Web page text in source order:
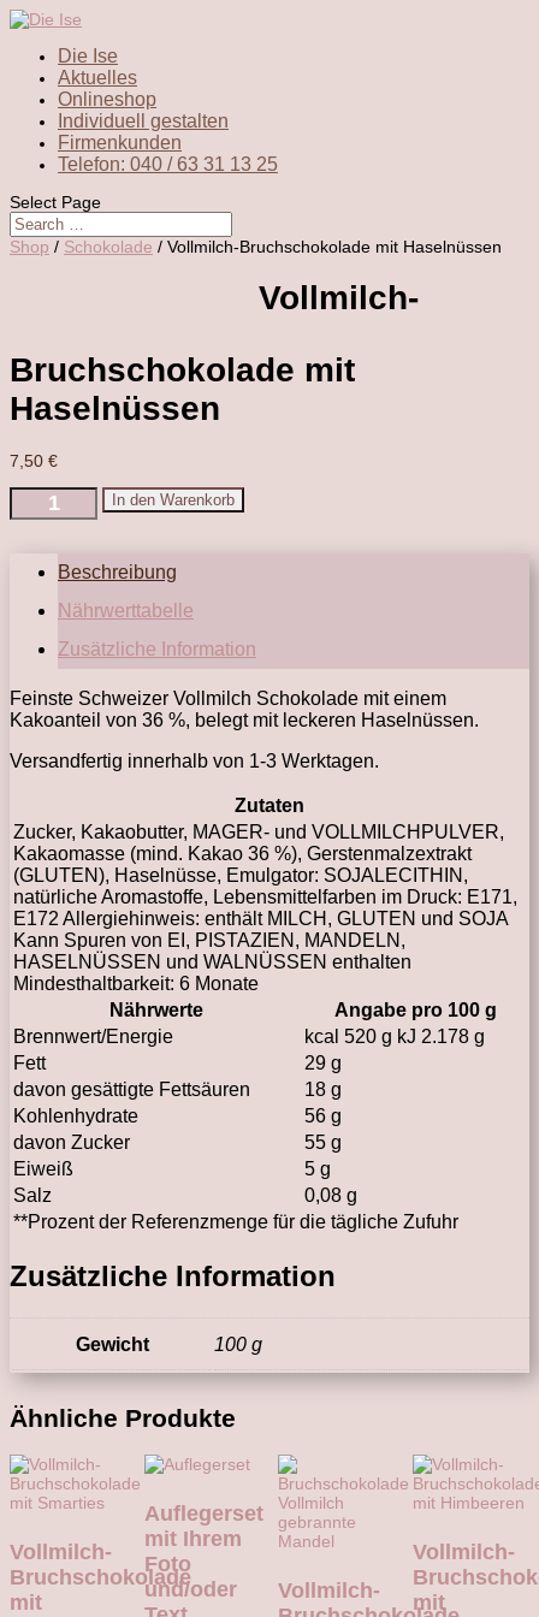
Die Ise
Aktuelles
Onlineshop
Individuell gestalten
Firmenkunden
Telefon: 040 / 63 31 13 25
Select Page
Shop / Schokolade / Vollmilch-Bruchschokolade mit Haselnüssen
Vollmilch-
Bruchschokolade mit
Haselnüssen
7,50 €
Vollmilch-
Bruchschokolade
Menge
In den Warenkorb
Beschreibung
Nährwerttabelle
Zusätzliche Information
Feinste Schweizer Vollmilch Schokolade mit einem
Kakoanteil von 36 %, belegt mit leckeren Haselnüssen.
Versandfertig innerhalb von 1-3 Werktagen.
Zutaten
Zucker, Kakaobutter, MAGER- und VOLLMILCHPULVER,
Kakaomasse (mind. Kakao 36 %), Gerstenmalzextrakt
(GLUTEN), Haselnüsse, Emulgator: SOJALECITHIN,
natürliche Aromastoffe, Lebensmittelfarben im Druck: E171,
E172 Allergiehinweis: enthält MILCH, GLUTEN und SOJA
Kann Spuren von EI, PISTAZIEN, MANDELN,
HASELNÜSSEN und WALNÜSSEN enthalten
Mindesthaltbarkeit: 6 Monate
Nährwerte
Angabe pro 100 g
Brennwert/Energie
kcal 520 g kJ 2.178 g
Fett
29 g
davon gesättigte Fettsäuren
18 g
Kohlenhydrate
56 g
davon Zucker
55 g
Eiweiß
5 g
Salz
0,08 g
**Prozent der Referenzmenge für die tägliche Zufuhr
Zusätzliche Information
Gewicht 100 g
Ähnliche Produkte
Vollmilch-
Bruchschokolade
mit
Auflegerset
mit Ihrem
Foto
und/oder
Vollmilch-
Vollmilch-
mit